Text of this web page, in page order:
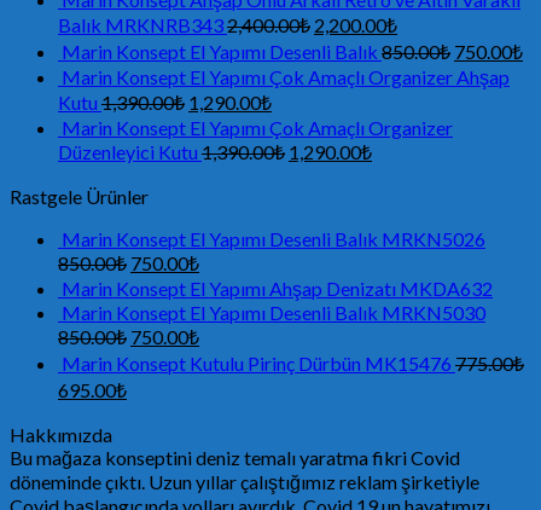
Balık MRKNRB3432,400.00₺ 2,200.00₺
Marin Konsept El Yapımı Desenli Balık 850.00₺ 750.00₺
Marin Konsept El Yapımı Çok Amaçlı Organizer Ahşap
Kutu 1,390.00₺ 1,290.00₺
Marin Konsept El Yapımı Çok Amaçlı Organizer
Düzenleyici Kutu 1,390.00₺ 1,290.00₺
Rastgele Ürünler
Marin Konsept El Yapımı Desenli Balık MRKN5026
850.00₺ 750.00₺
Marin Konsept El Yapımı Ahşap Denizatı MKDA632
Marin Konsept El Yapımı Desenli Balık MRKN5030
850.00₺ 750.00₺
Marin Konsept Kutulu Pirinç Dürbün MK15476 775.00₺
695.00₺
Hakkımızda
Bu mağaza konseptini deniz temalı yaratma fikri Covid
döneminde çıktı. Uzun yıllar çalıştığımız reklam şirketiyle
Covid başlangıcında yolları ayırdık. Covid 19 un hayatımızı